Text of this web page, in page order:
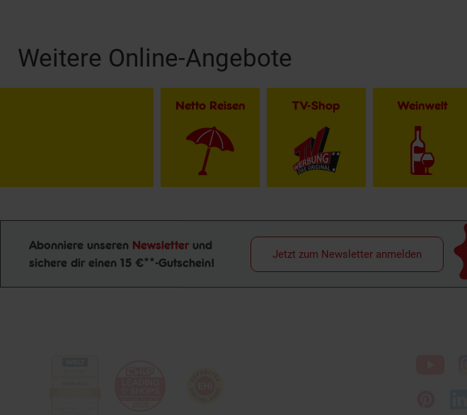
Weitere Online-Angebote
Netto Reisen TV-Shop Weinwelt
Newsletter Anmeldung
Abonniere unseren Newsletter und
sichere dir einen 15 €**-Gutschein!
Jetzt zum Newsletter anmelden